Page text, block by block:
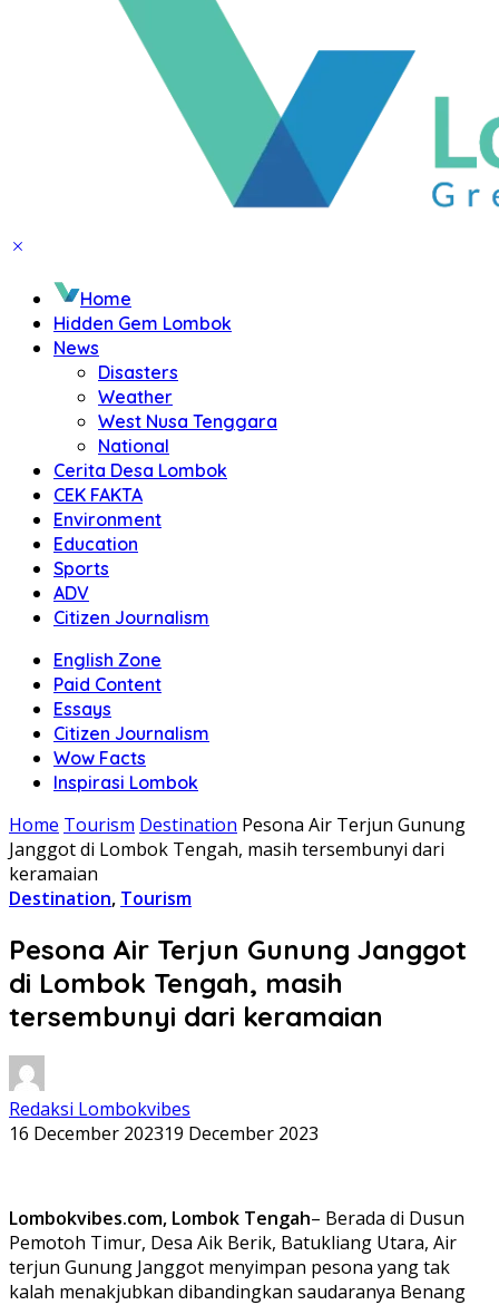
Home
Hidden Gem Lombok
News
Disasters
Weather
West Nusa Tenggara
National
Cerita Desa Lombok
CEK FAKTA
Environment
Education
Sports
ADV
Citizen Journalism
English Zone
Paid Content
Essays
Citizen Journalism
Wow Facts
Inspirasi Lombok
Home Tourism Destination Pesona Air Terjun Gunung
Janggot di Lombok Tengah, masih tersembunyi dari
keramaian
Destination, Tourism
Pesona Air Terjun Gunung Janggot
di Lombok Tengah, masih
tersembunyi dari keramaian
Redaksi Lombokvibes
16 December 202319 December 2023
Lombokvibes.com, Lombok Tengah– Berada di Dusun
Pemotoh Timur, Desa Aik Berik, Batukliang Utara, Air
terjun Gunung Janggot menyimpan pesona yang tak
kalah menakjubkan dibandingkan saudaranya Benang